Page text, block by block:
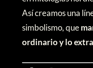
Así creamos una
simbolismo, que
ordinario y lo